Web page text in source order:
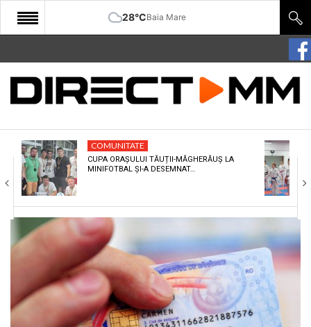
28°CBaia Mare
START
COMUNITATE
CULTURA
ECONOMIE
SANATATE
SPORT
SPECIAL
POLITIC
LIFE
COMUNITATE
CUPA ORAȘULUI TĂUȚII-MĂGHERĂUȘ LA
MINIFOTBAL ȘI-A DESEMNAT…